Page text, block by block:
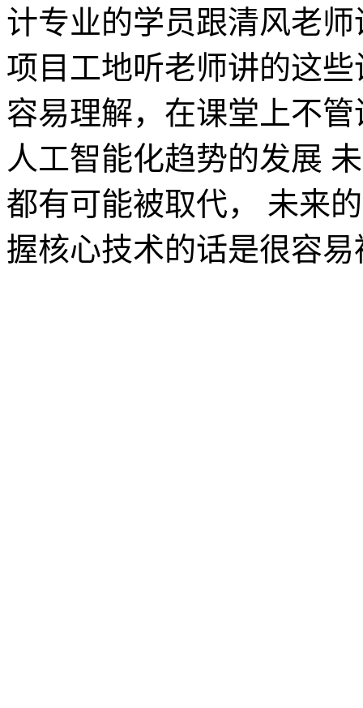
计专业的学员跟清风老
项目工地听老师讲的这
容易理解，在课堂上不
人工智能化趋势的发展
都有可能被取代， 未来
握核心技术的话是很容